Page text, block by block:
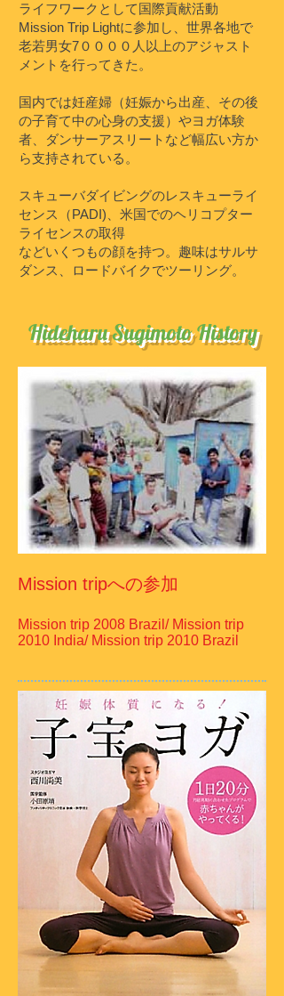
ライフワークとして国際貢献活動
Mission Trip Lightに参加し、世界各地で
老若男女7００００人以上のアジャスト
メントを行ってきた。
国内では妊産婦（妊娠から出産、その後
の子育て中の心身の支援）やヨガ体験
者、ダンサーアスリートなど幅広い方か
ら支持されている。
スキューバダイビングのレスキューライ
センス（PADI)、米国でのヘリコプター
ライセンスの取得
などいくつもの顔を持つ。趣味はサルサ
ダンス、ロードバイクでツーリング。
Hideharu Sugimoto History
Mission tripへの参加
Mission trip 2008 Brazil/ Mission trip
2010 India/ Mission trip 2010 Brazil